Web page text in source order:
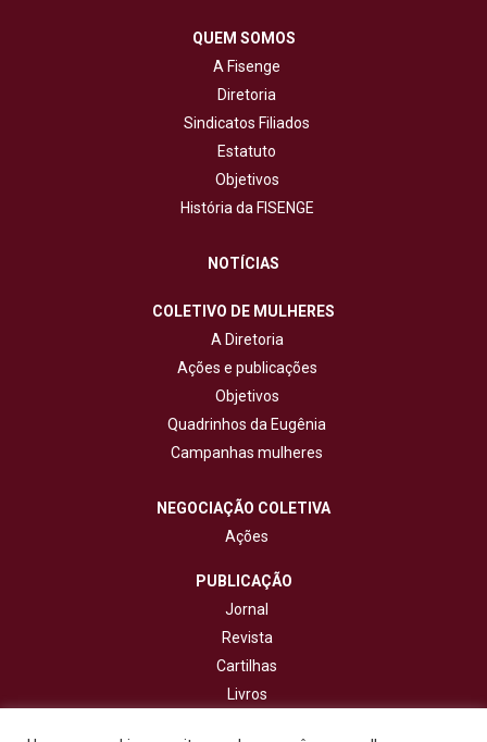
QUEM SOMOS
A Fisenge
Diretoria
Sindicatos Filiados
Estatuto
Objetivos
História da FISENGE
NOTÍCIAS
COLETIVO DE MULHERES
A Diretoria
Ações e publicações
Objetivos
Quadrinhos da Eugênia
Campanhas mulheres
NEGOCIAÇÃO COLETIVA
Ações
PUBLICAÇÃO
Jornal
Revista
Cartilhas
Livros